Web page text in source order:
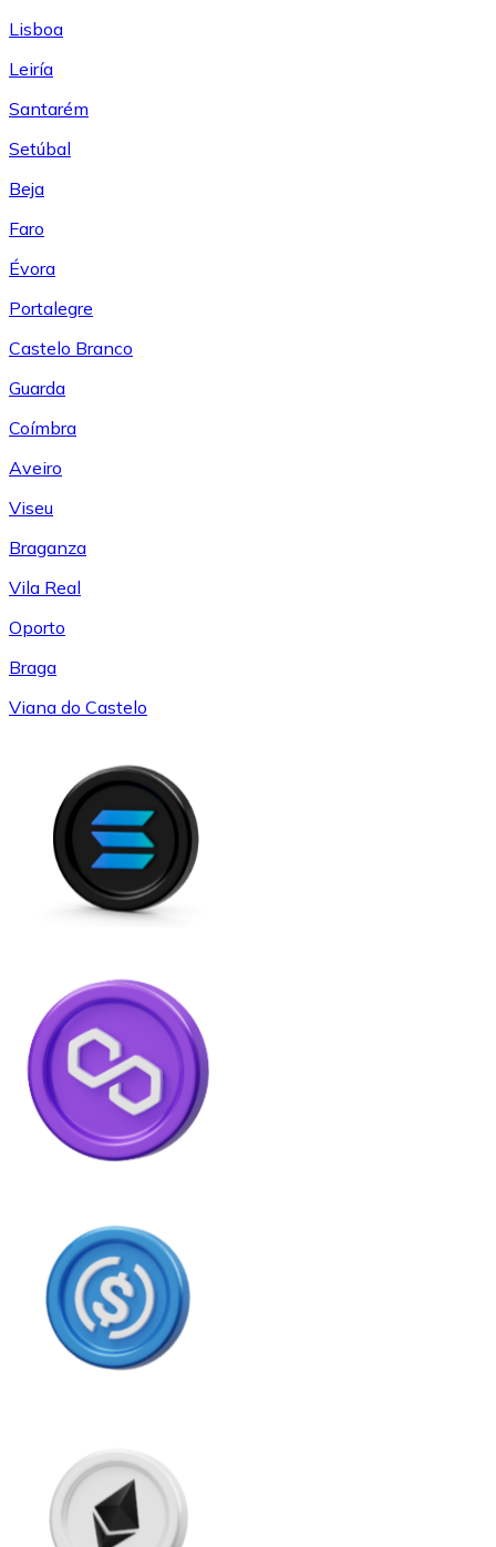
Lisboa
Leiría
Santarém
Setúbal
Beja
Faro
Évora
Portalegre
Castelo Branco
Guarda
Coímbra
Aveiro
Viseu
Braganza
Vila Real
Oporto
Braga
Viana do Castelo